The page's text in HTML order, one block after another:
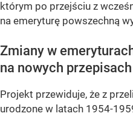
którym po przejściu z
na emeryturę powszechną
Zmiany w
na nowych przepisach
Projekt przewiduje, że z
urodzone w latach 1954-